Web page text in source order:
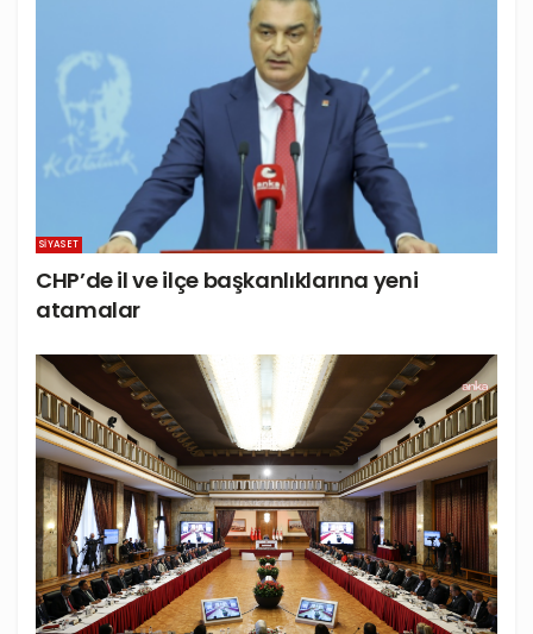
SIYASET
CHP’de il ve ilçe başkanlıklarına yeni
atamalar